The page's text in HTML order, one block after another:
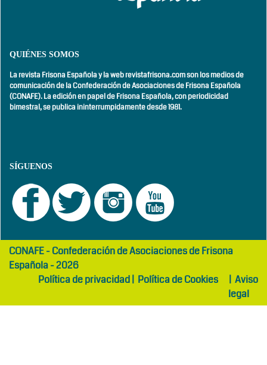
QUIÉNES SOMOS
La revista Frisona Española y la web revistafrisona.com son los medios de
comunicación de la Confederación de Asociaciones de Frisona Española
(CONAFE). La edición en papel de Frisona Española, conperiodicidad
bimestral,se publica ininterrumpidamente desde 1981.
SÍGUENOS
girls
abaya
maltepe
otelCONAFE - Confederación de Asociaciones de Frisona
Española - 2026
Política de privacidad| Política de Cookies | Aviso
legal